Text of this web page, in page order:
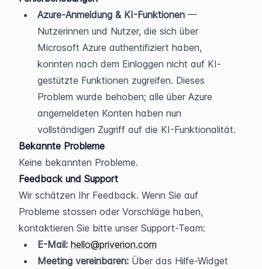
Azure-Anmeldung & KI-Funktionen —
Nutzerinnen und Nutzer, die sich über
Microsoft Azure authentifiziert haben,
konnten nach dem Einloggen nicht auf KI-
gestützte Funktionen zugreifen. Dieses
Problem wurde behoben; alle über Azure
angemeldeten Konten haben nun
vollständigen Zugriff auf die KI-Funktionalität.
Bekannte Probleme
Keine bekannten Probleme.
Feedback und Support
Wir schätzen Ihr Feedback. Wenn Sie auf
Probleme stossen oder Vorschläge haben,
kontaktieren Sie bitte unser Support-Team:
E-Mail: hello@priverion.com
Meeting vereinbaren: Über das Hilfe-Widget